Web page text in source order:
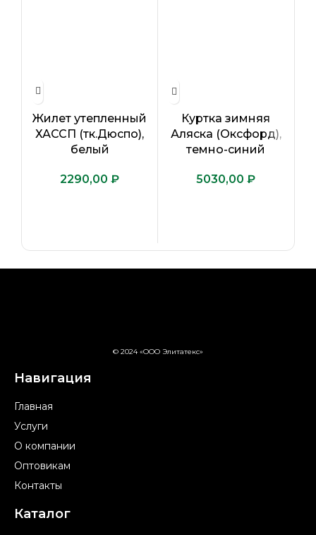
Жилет утепленный
ХАССП (тк.Дюспо),
белый
₽
Куртка зимняя
Аляска (Оксфорд),
темно-синий
₽
© 2024 «ООО Элитатекс»
Навигация
Главная
Услуги
О компании
Оптовикам
Контакты
Каталог